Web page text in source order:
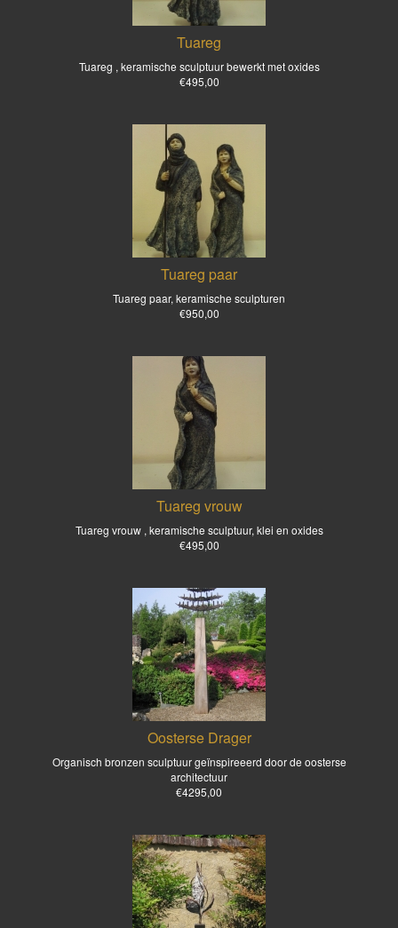
Tuareg
Tuareg , keramische sculptuur bewerkt met oxides
€495,00
Tuareg paar
Tuareg paar, keramische sculpturen
€950,00
Tuareg vrouw
Tuareg vrouw , keramische sculptuur, klei en oxides
€495,00
Oosterse Drager
Organisch bronzen sculptuur geïnspireeerd door de oosterse
architectuur
€4295,00